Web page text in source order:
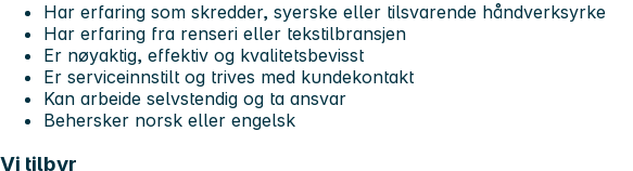
Har erfaring som skredder, syerske eller tilsvarende håndverksyrke
Har erfaring fra renseri eller tekstilbransjen
Er nøyaktig, effektiv og kvalitetsbevisst
Er serviceinnstilt og trives med kundekontakt
Kan arbeide selvstendig og ta ansvar
Behersker norsk eller engelsk
Vi tilbyr